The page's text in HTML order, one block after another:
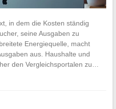
in dem die Kosten ständig
seine Ausgaben zu
Energiequelle, macht
aus. Haushalte und
den Vergleichsportalen zu…